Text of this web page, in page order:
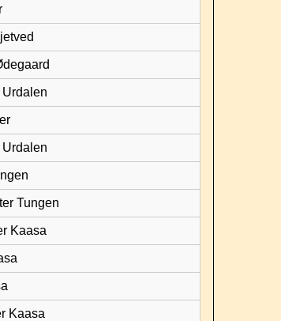
Tungen
Kaasa
Kaasa